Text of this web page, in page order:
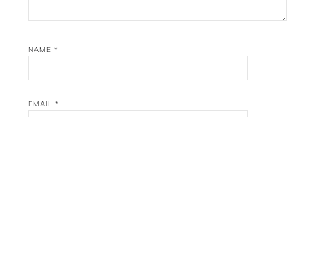
NAME *
EMAIL *